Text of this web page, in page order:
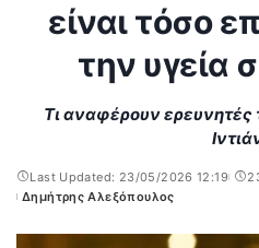
είναι τόσο
την υγεία
Τι αναφέρουν ερευνητές
Last Updated: 23/05/2026 12:19
Posted
Δημήτρης Αλεξόπουλος